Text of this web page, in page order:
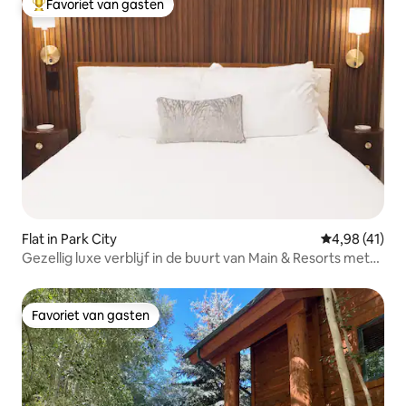
Topfavoriet van gasten
Favoriet van gasten
Flat in Park City Gemiddelde
4,98 (41)
Gezellig luxe verblijf in de buurt van Main & Resorts met
Favoriet van gasten
Favoriet van gasten